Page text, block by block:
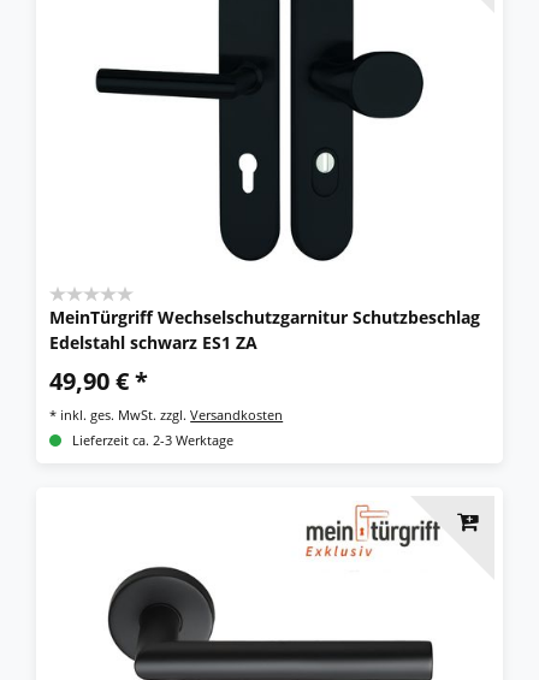
MeinTürgriff Wechselschutzgarnitur Schutzbeschlag
Edelstahl schwarz ES1 ZA
49,90 € *
* inkl. ges. MwSt. zzgl.Versandkosten
Lieferzeit ca. 2-3 Werktage